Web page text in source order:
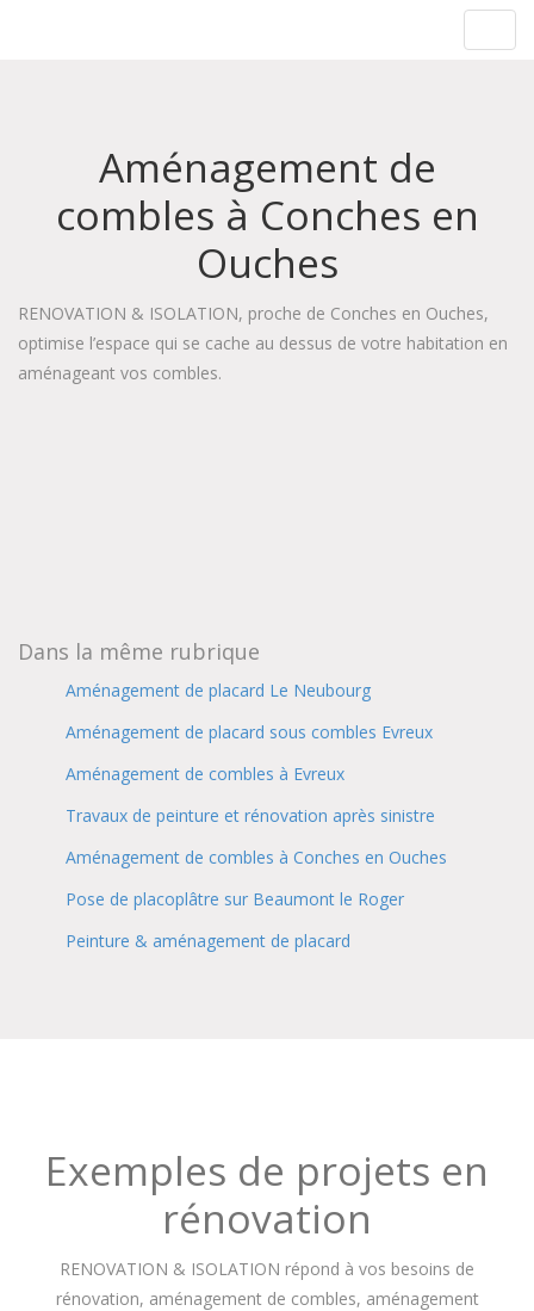
Aménagement de
combles à Conches en
Ouches
RENOVATION & ISOLATION, proche de Conches en Ouches,
optimise l’espace qui se cache au dessus de votre habitation en
aménageant vos combles.
Dans la même rubrique
Aménagement de placard Le Neubourg
Aménagement de placard sous combles Evreux
Aménagement de combles à Evreux
Travaux de peinture et rénovation après sinistre
Aménagement de combles à Conches en Ouches
Pose de placoplâtre sur Beaumont le Roger
Peinture & aménagement de placard
Exemples de projets en
rénovation
RENOVATION & ISOLATION répond à vos besoins de
rénovation, aménagement de combles, aménagement